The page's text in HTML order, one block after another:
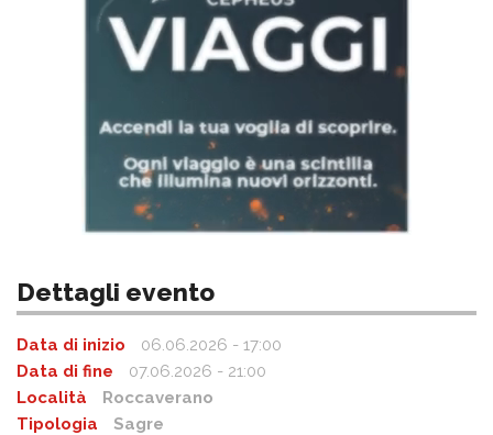
Dettagli evento
Data di inizio
06.06.2026 - 17:00
Data di fine
07.06.2026 - 21:00
Località
Roccaverano
Tipologia
Sagre